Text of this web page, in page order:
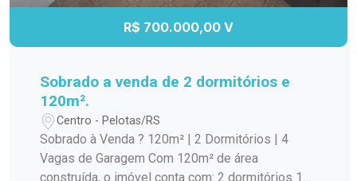
R$ 700.000,00 V
Sobrado a venda de 2 dormitórios e
120m².
Centro - Pelotas/RS
Sobrado à Venda ? 120m² | 2 Dormitórios | 4
Vagas de Garagem Com 120m² de área
construída, o imóvel conta com: 2 dormitórios 1